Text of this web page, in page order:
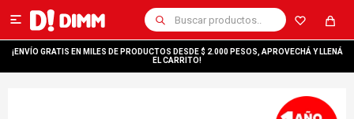

¡ENVÍO GRATIS EN MILES DE PRODUCTOS DESDE $ 2.000 PESOS, APROVECHÁ Y LLENÁ
EL CARRITO!